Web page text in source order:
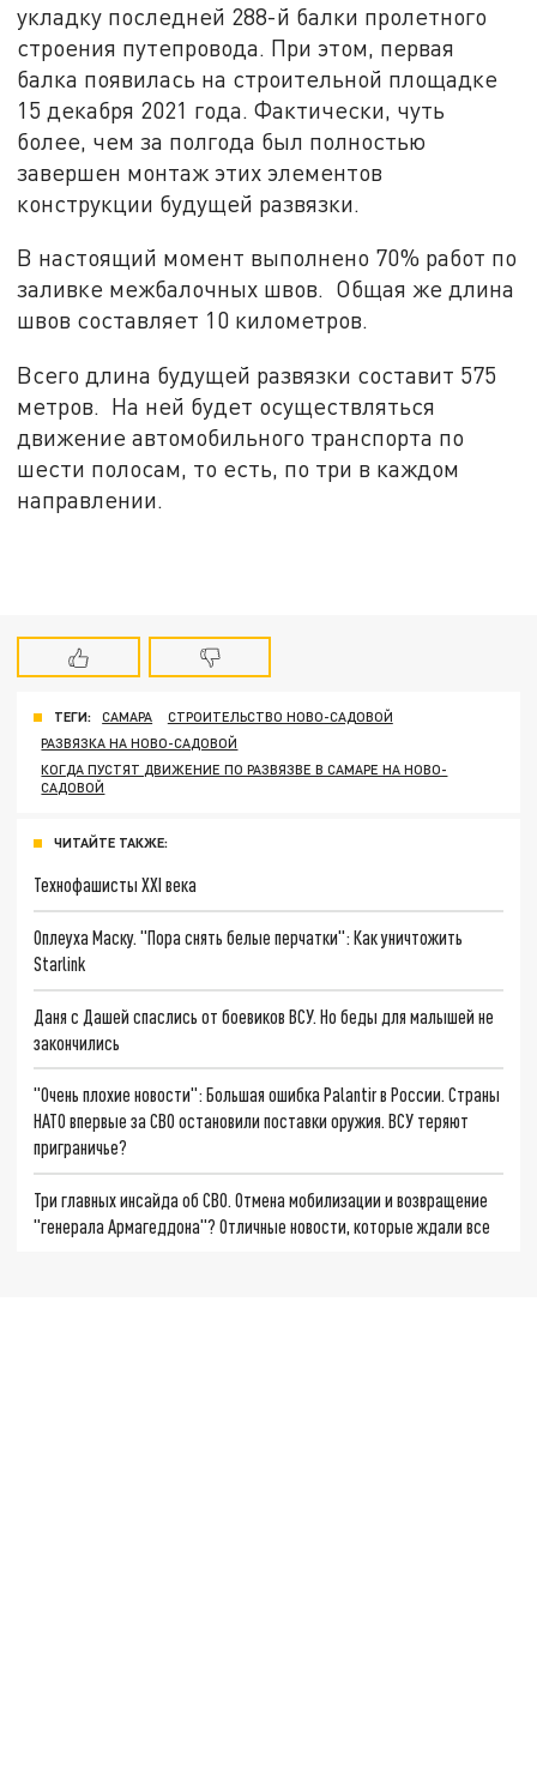
укладку последней 288-й балки пролетного
строения путепровода. При этом, первая
балка появилась на строительной площадке
15 декабря 2021 года. Фактически, чуть
более, чем за полгода был полностью
завершен монтаж этих элементов
конструкции будущей развязки.
В настоящий момент выполнено 70% работ по
заливке межбалочных швов. Общая же длина
швов составляет 10 километров.
Всего длина будущей развязки составит 575
метров. На ней будет осуществляться
движение автомобильного транспорта по
шести полосам, то есть, по три в каждом
направлении.
ТЕГИ: САМАРА
СТРОИТЕЛЬСТВО НОВО-САДОВОЙ
РАЗВЯЗКА НА НОВО-САДОВОЙ
КОГДА ПУСТЯТ ДВИЖЕНИЕ ПО РАЗВЯЗВЕ В САМАРЕ НА НОВО-
САДОВОЙ
ЧИТАЙТЕ ТАКЖЕ:
Технофашисты XXI века
Оплеуха Маску. "Пора снять белые перчатки": Как уничтожить
Starlink
Даня с Дашей спаслись от боевиков ВСУ. Но беды для малышей не
закончились
"Очень плохие новости": Большая ошибка Palantir в России. Страны
НАТО впервые за СВО остановили поставки оружия. ВСУ теряют
приграничье?
Три главных инсайда об СВО. Отмена мобилизации и возвращение
"генерала Армагеддона"? Отличные новости, которые ждали все